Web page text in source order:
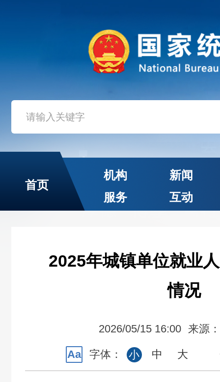
首页
机构
新闻
服务
互动
2025年城镇单位就业
情况
2026/05/15 16:00 来源
Aa 字体： 小 中 大